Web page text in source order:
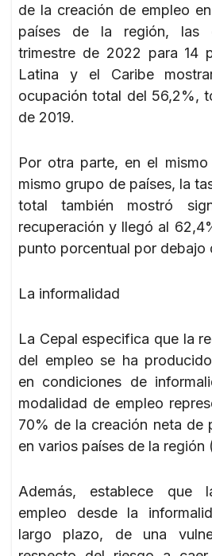
de la creación de empleo
países de la región, las
trimestre de 2022 para 14
Latina y el Caribe
ocupación total del 56,2%,
de 2019.
Por otra parte, en el
mismo grupo de países, la
total también mostró
recuperación y llegó al
punto porcentual por debajo
La informalidad
La Cepal especifica que la
del empleo se ha
en condiciones de
modalidad de empleo
70% de la creación neta de
en varios países de la región
Además, establece que
empleo desde la
largo plazo, de una